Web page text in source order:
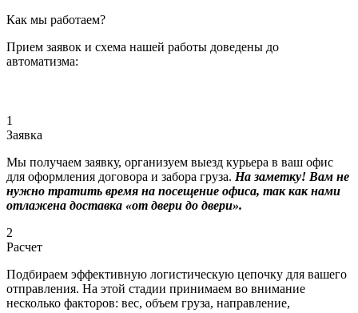
Как мы работаем?
Прием заявок и схема нашей работы доведены до
автоматизма:
1
Заявка
Мы получаем заявку, организуем выезд курьера в ваш офис
для оформления договора и забора груза. На заметку! Вам не
нужно тратить время на посещение офиса, так как нами
отлажена доставка «от двери до двери».
2
Расчет
Подбираем эффективную логистическую цепочку для вашего
отправления. На этой стадии принимаем во внимание
несколько факторов: вес, объем груза, направление,